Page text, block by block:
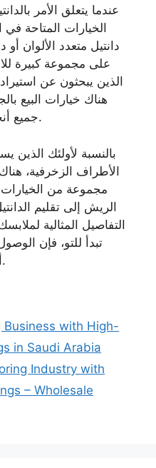
عندما يتعلق الأمر
الخيارات المتاحة
دانتيل متعدد الألوان أو
على مجموعة كبيرة
الذين يبحثون عن
هناك خيارات البيع
جميع أنحاء المملكة العربية السعودية.
بالنسبة لأولئك الذين
الأطراف الزخرفية،
مجموعة من الخيارات
الريش إلى تقليم
التفاصيل المثالية
تبدأ للتو، فإن
أساسي لإنشاء تصاميم مذهلة.
Business with High-
in Saudi Arabia
Industry with
– Wholesale